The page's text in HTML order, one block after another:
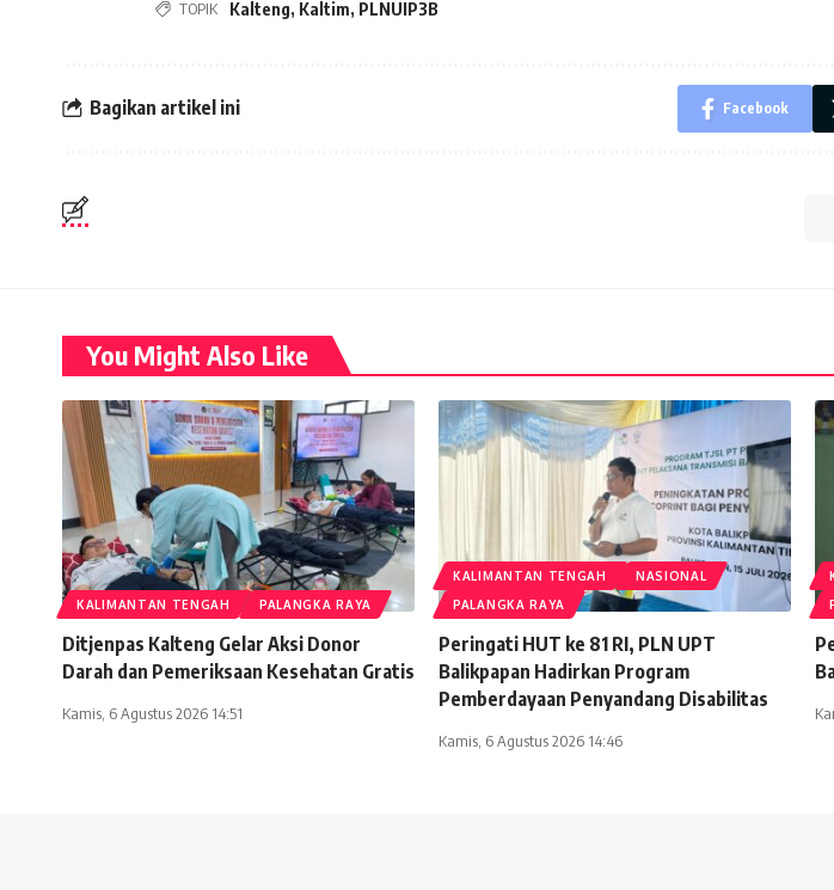
TOPIK Kalteng, Kaltim, PLNUIP3B
Bagikan artikel ini Facebook
You Might Also Like
KALIMANTAN TENGAH PALANGKA RAYA
Ditjenpas Kalteng Gelar Aksi Donor
Darah dan Pemeriksaan Kesehatan Gratis
Kamis, 6 Agustus 2026 14:51
KALIMANTAN TENGAH
NASIONAL
PALANGKA RAYA
Peringati HUT ke 81 RI, PLN UPT
Balikpapan Hadirkan Program
Pemberdayaan Penyandang Disabilitas
Kamis, 6 Agustus 2026 14:46